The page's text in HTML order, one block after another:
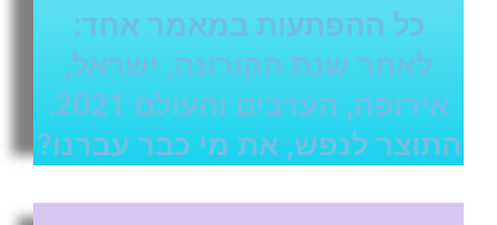
כל ההפתעות במאמר אחד:
לאחר שנת הקורונה, ישראל,
אירופה, הערבים והעולם 2021.
התוצר לנפש, את מי כבר עברנו?